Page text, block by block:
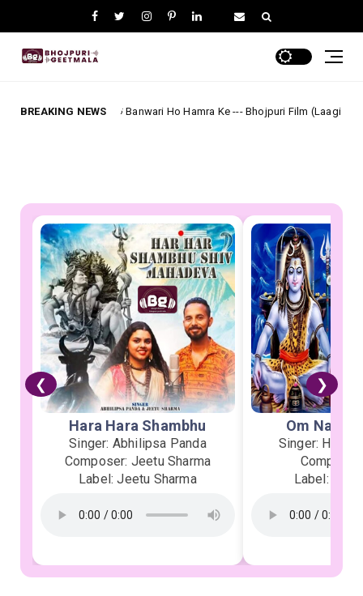
BREAKING NEWS
के Banwari Ho Hamra Ke --- Bhojpuri Film (Laagi Nahi Chhute Ram) Full
❮ ❯
Hara Hara Shambhu
Singer: Abhilipsa Panda
Composer: Jeetu Sharma
Label: Jeetu Sharma
Om
Singer:
Label: